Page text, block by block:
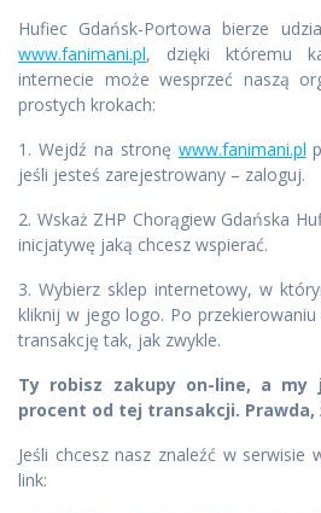
Hufiec Gdańsk-Portowa bierze
www.fanimani.pl, dzięki któremu
internecie może wesprzeć naszą
prostych krokach:
1. Wejdź na stronę www.fanimani.pl
jeśli jesteś zarejestrowany – zaloguj.
2. Wskaż ZHP Chorągiew Gdańska
inicjatywę jaką chcesz wspierać.
3. Wybierz sklep internetowy, w
kliknij w jego logo. Po
transakcję tak, jak zwykle.
Ty robisz zakupy on-line, a my
procent od tej transakcji. Prawda,
Jeśli chcesz nasz znaleźć w serwisie
link: